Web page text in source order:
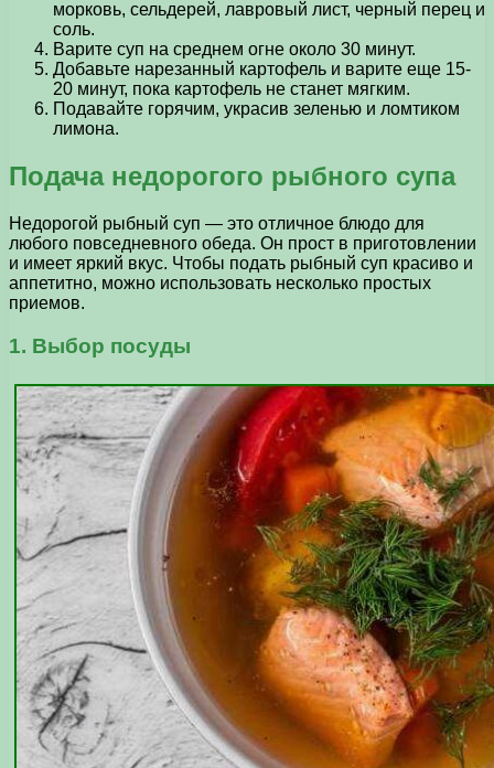
морковь, сельдерей, лавровый лист, черный перец и
соль.
Варите суп на среднем огне около 30 минут.
Добавьте нарезанный картофель и варите еще 15-
20 минут, пока картофель не станет мягким.
Подавайте горячим, украсив зеленью и ломтиком
лимона.
Подача недорогого рыбного супа
Недорогой рыбный суп — это отличное блюдо для
любого повседневного обеда. Он прост в приготовлении
и имеет яркий вкус. Чтобы подать рыбный суп красиво и
аппетитно, можно использовать несколько простых
приемов.
1. Выбор посуды